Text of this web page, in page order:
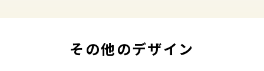
その他のデザイン